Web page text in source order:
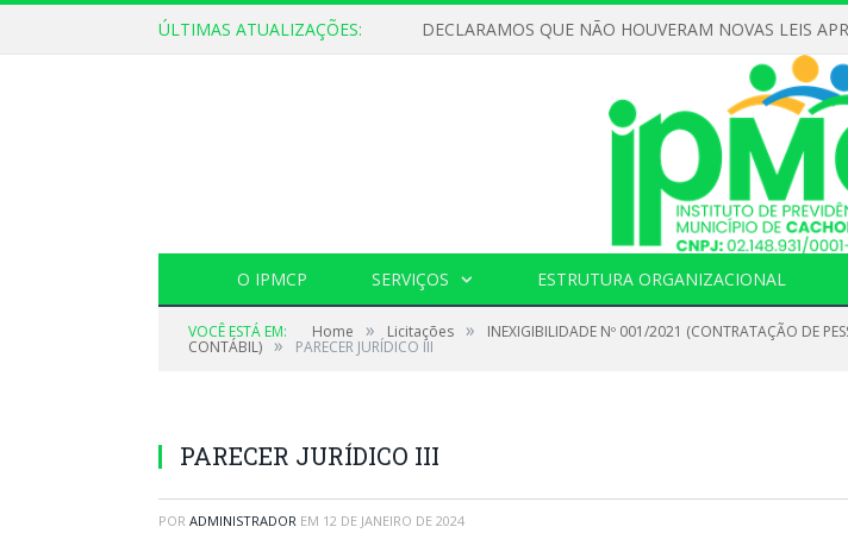
ÚLTIMAS ATUALIZAÇÕES:
O IPMCP SERVIÇOS ESTRUTURA ORGANIZACIONAL
VOCÊ ESTÁ EM: Home » Licitações » INEXIGIBILIDADE Nº 001/2021 (CONTRATAÇÃO DE
CONTÁBIL) » PARECER JURÍDICO III
PARECER JURÍDICO III
POR ADMINISTRADOR EM 12 DE JANEIRO DE 2024